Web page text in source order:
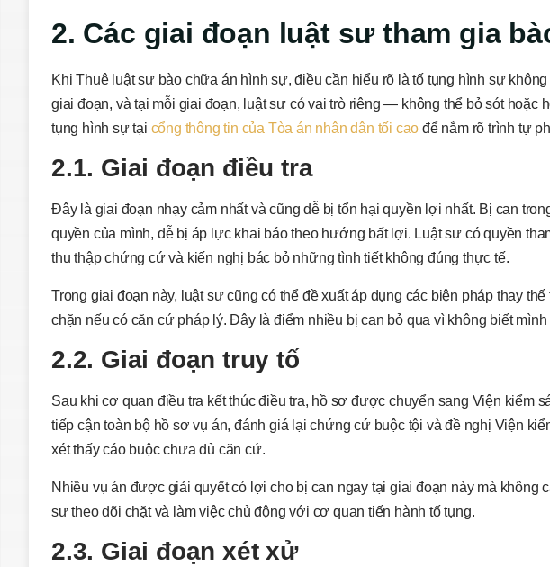
2. Các giai đoạn luật sư tham gia
Khi Thuê luật sư bào chữa án hình sự, điều cần hiểu rõ là tố tụng hình sự
giai đoạn, và tại mỗi giai đoạn, luật sư có vai trò riêng — không thể bỏ sót hoặc
tụng hình sự tại cổng thông tin của Tòa án nhân dân tối cao để nắm rõ trình tự
2.1. Giai đoạn điều tra
Đây là giai đoạn nhạy cảm nhất và cũng dễ bị tổn hại quyền lợi nhất. Bị can
quyền của mình, dễ bị áp lực khai báo theo hướng bất lợi. Luật sư có quyền
thu thập chứng cứ và kiến nghị bác bỏ những tình tiết không đúng thực tế.
Trong giai đoạn này, luật sư cũng có thể đề xuất áp dụng các biện pháp thay
chặn nếu có căn cứ pháp lý. Đây là điểm nhiều bị can bỏ qua vì không biết mình
2.2. Giai đoạn truy tố
Sau khi cơ quan điều tra kết thúc điều tra, hồ sơ được chuyển sang Viện kiểm
tiếp cận toàn bộ hồ sơ vụ án, đánh giá lại chứng cứ buộc tội và đề nghị Viện
xét thấy cáo buộc chưa đủ căn cứ.
Nhiều vụ án được giải quyết có lợi cho bị can ngay tại giai đoạn này mà
sư theo dõi chặt và làm việc chủ động với cơ quan tiến hành tố tụng.
2.3. Giai đoạn xét xử